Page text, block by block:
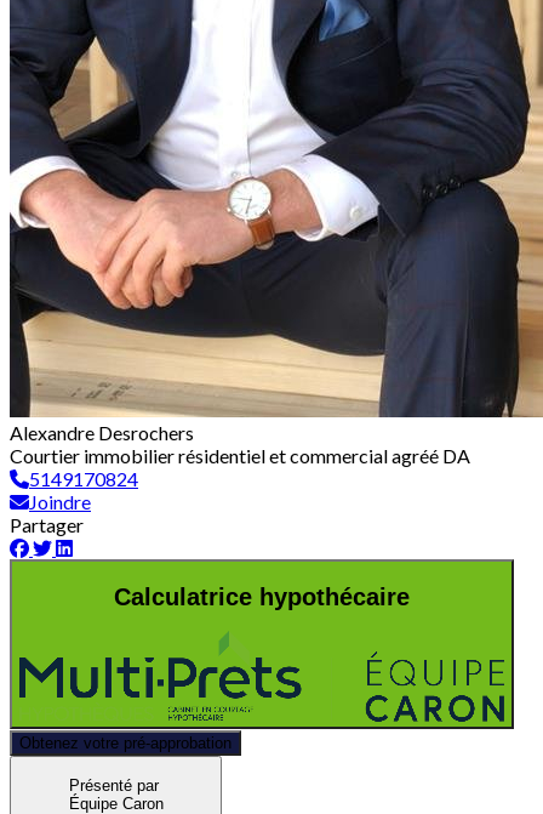
Alexandre Desrochers
Courtier immobilier résidentiel et commercial agréé DA
5149170824
Joindre
Partager
Calculatrice hypothécaire
Obtenez votre pré-approbation
Présenté par
Équipe Caron